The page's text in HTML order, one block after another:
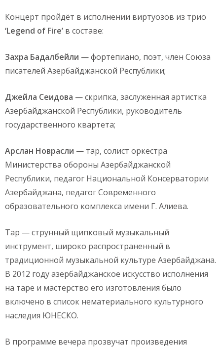
Концерт пройдёт в исполнении виртуозов из трио
‘Legend of Fire’ в составе:
Захра Бадалбейли — фортепиано, поэт, член Союза
писателей Азербайджанской Республики;
Джейла Сеидова — скрипка, заслуженная артистка
Азербайджанской Республики, руководитель
государственного квартета;
Арслан Новрасли — тар, солист оркестра
Министерства обороны Азербайджанской
Республики, педагог Национальной Консерватории
Азербайджана, педагог Современного
образовательного комплекса имени Г. Алиева.
Тар — струнный щипковый музыкальный
инструмент, широко распространенный в
традиционной музыкальной культуре Азербайджана.
В 2012 году азербайджанское искусство исполнения
на таре и мастерство его изготовления было
включено в список нематериального культурного
наследия ЮНЕСКО.
В программе вечера прозвучат произведения